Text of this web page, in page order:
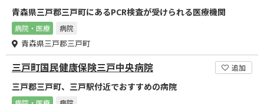
青森県三戸郡三戸町にあるPCR検査が受けられる医療機関
病院・医療 病院
青森県三戸郡三戸町
三戸町国民健康保険三戸中央病院 追加
三戸郡三戸町、三戸駅付近でおすすめの病院